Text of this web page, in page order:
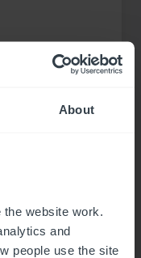
About
website work.
and
people use the site